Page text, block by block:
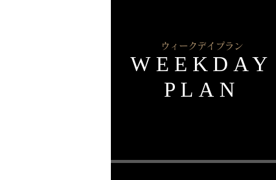
ウィークデイプラン
WEEKDAY
PLAN